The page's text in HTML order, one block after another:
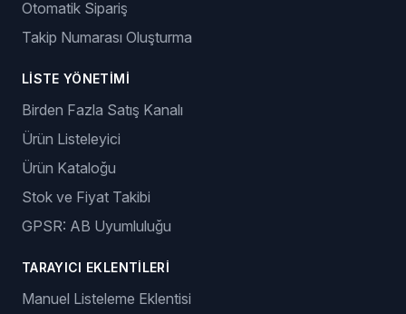
Otomatik Sipariş
Takip Numarası Oluşturma
LISTE YÖNETIMI
Birden Fazla Satış Kanalı
Ürün Listeleyici
Ürün Kataloğu
Stok ve Fiyat Takibi
GPSR: AB Uyumluluğu
TARAYICI EKLENTILERI
Manuel Listeleme Eklentisi